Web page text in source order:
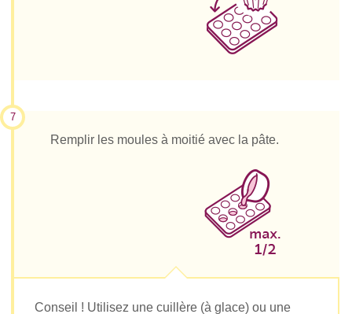
7
Remplir les moules à moitié avec la pâte.
Conseil ! Utilisez une cuillère (à glace) ou une